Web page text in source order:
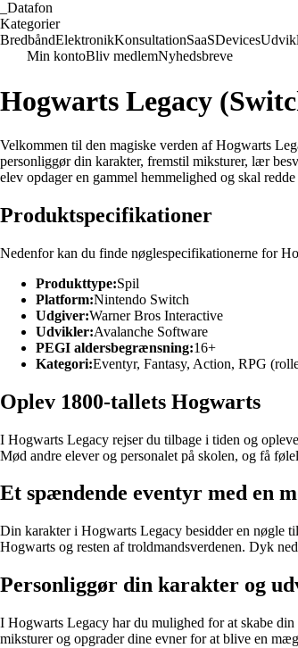
Datafon
Kategorier
BredbåndElektronikKonsultationSaaSDevices
Min kontoBliv medlemNyhedsbreve
Hogwarts Legacy
Velkommen til den magiske verden af Hogwarts
personliggør din karakter, fremstil miksturer, lær
elev opdager en gammel hemmelighed og skal
Produktspecifikationer
Nedenfor kan du finde nøglespecifikationerne for
Produkttype:Spil
Platform:Nintendo Switch
Udgiver:Warner Bros Interactive
Udvikler:Avalanche Software
PEGI aldersbegrænsning:16+
Kategori:Eventyr, Fantasy, Action, RPG
Oplev 1800-tallets Hogwarts
I Hogwarts Legacy rejser du tilbage i tiden og
Mød andre elever og personalet på skolen, og få
Et spændende eventyr med en
Din karakter i Hogwarts Legacy besidder en nøgle
Hogwarts og resten af troldmandsverdenen. Dyk
Personliggør din karakter og
I Hogwarts Legacy har du mulighed for at skabe
miksturer og opgrader dine evner for at blive en